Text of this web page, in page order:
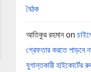
বৈঠক
আতিকুর রহমানon
গ্রেফতার করতে
যুগান্তকারী হাইকোর্টের